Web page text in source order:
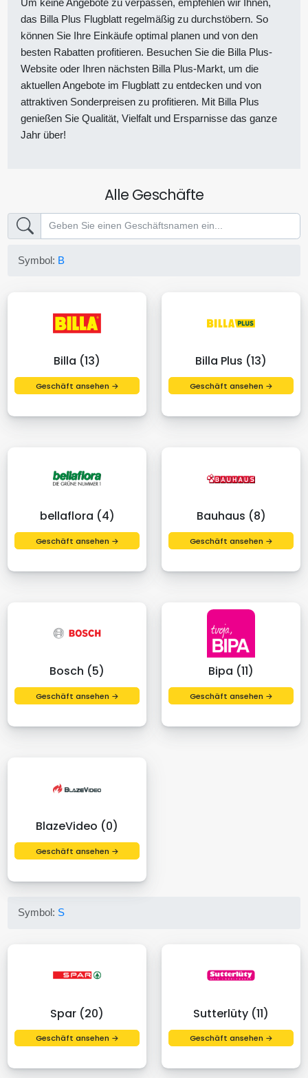
das Billa Plus Flugblatt regelmäßig zu durchstöbern. So
können Sie Ihre Einkäufe optimal planen und von den
besten Rabatten profitieren. Besuchen Sie die Billa Plus-
Website oder Ihren nächsten Billa Plus-Markt, um die
aktuellen Angebote im Flugblatt zu entdecken und von
attraktiven Sonderpreisen zu profitieren. Mit Billa Plus
genießen Sie Qualität, Vielfalt und Ersparnisse das ganze
Jahr über!
Alle Geschäfte
Symbol: B
Billa (13)
Geschäft ansehen →
Billa Plus (13)
Geschäft ansehen →
bellaflora (4)
Geschäft ansehen →
Bauhaus (8)
Geschäft ansehen →
Bosch (5)
Geschäft ansehen →
Bipa (11)
Geschäft ansehen →
BlazeVideo (0)
Geschäft ansehen →
Symbol: S
Spar (20)
Geschäft ansehen →
Sutterlüty (11)
Geschäft ansehen →